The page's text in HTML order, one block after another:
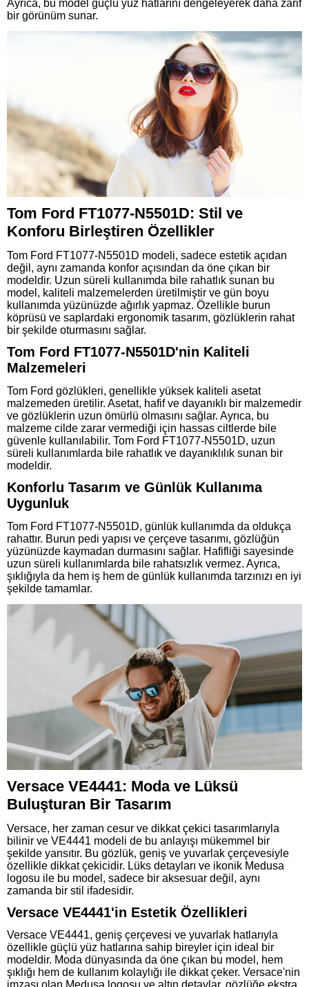
Ayrıca, bu model güçlü yüz hatlarını dengeleyerek daha zarif
bir görünüm sunar.
Tom Ford FT1077-N5501D: Stil ve
Konforu Birleştiren Özellikler
Tom Ford FT1077-N5501D modeli, sadece estetik açıdan
değil, aynı zamanda konfor açısından da öne çıkan bir
modeldir. Uzun süreli kullanımda bile rahatlık sunan bu
model, kaliteli malzemelerden üretilmiştir ve gün boyu
kullanımda yüzünüzde ağırlık yapmaz. Özellikle burun
köprüsü ve saplardaki ergonomik tasarım, gözlüklerin rahat
bir şekilde oturmasını sağlar.
Tom Ford FT1077-N5501D'nin Kaliteli
Malzemeleri
Tom Ford gözlükleri, genellikle yüksek kaliteli asetat
malzemeden üretilir. Asetat, hafif ve dayanıklı bir malzemedir
ve gözlüklerin uzun ömürlü olmasını sağlar. Ayrıca, bu
malzeme cilde zarar vermediği için hassas ciltlerde bile
güvenle kullanılabilir. Tom Ford FT1077-N5501D, uzun
süreli kullanımlarda bile rahatlık ve dayanıklılık sunan bir
modeldir.
Konforlu Tasarım ve Günlük Kullanıma
Uygunluk
Tom Ford FT1077-N5501D, günlük kullanımda da oldukça
rahattır. Burun pedi yapısı ve çerçeve tasarımı, gözlüğün
yüzünüzde kaymadan durmasını sağlar. Hafifliği sayesinde
uzun süreli kullanımlarda bile rahatsızlık vermez. Ayrıca,
şıklığıyla da hem iş hem de günlük kullanımda tarzınızı en iyi
şekilde tamamlar.
Versace VE4441: Moda ve Lüksü
Buluşturan Bir Tasarım
Versace, her zaman cesur ve dikkat çekici tasarımlarıyla
bilinir ve VE4441 modeli de bu anlayışı mükemmel bir
şekilde yansıtır. Bu gözlük, geniş ve yuvarlak çerçevesiyle
özellikle dikkat çekicidir. Lüks detayları ve ikonik Medusa
logosu ile bu model, sadece bir aksesuar değil, aynı
zamanda bir stil ifadesidir.
Versace VE4441'in Estetik Özellikleri
Versace VE4441, geniş çerçevesi ve yuvarlak hatlarıyla
özellikle güçlü yüz hatlarına sahip bireyler için ideal bir
modeldir. Moda dünyasında da öne çıkan bu model, hem
şıklığı hem de kullanım kolaylığı ile dikkat çeker. Versace'nin